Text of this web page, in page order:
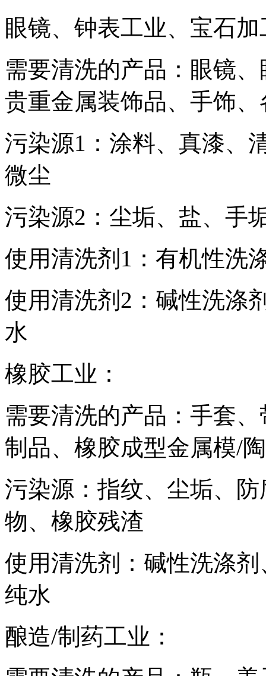
眼镜、钟表工业、宝石
需要清洗的产品：眼镜
贵重金属装饰品、手饰
污染源1：涂料、真漆、
微尘
污染源2：尘垢、盐、手
使用清洗剂1：有机性洗
使用清洗剂2：碱性洗涤
水
橡胶工业：
需要清洗的产品：手套
制品、橡胶成型金属模/
污染源：指纹、尘垢、
物、橡胶残渣
使用清洗剂：碱性洗涤
纯水
酿造/制药工业：